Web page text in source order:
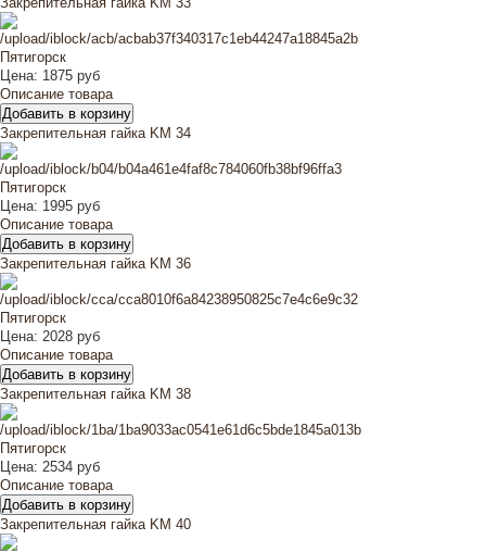
Цена: 1875 руб
Описание товара
Закрепительная гайка KM 34
Цена: 1995 руб
Описание товара
Закрепительная гайка KM 36
Цена: 2028 руб
Описание товара
Закрепительная гайка KM 38
Цена: 2534 руб
Описание товара
Закрепительная гайка KM 40